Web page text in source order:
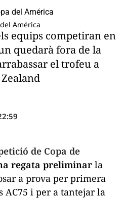
América
equips competiran en
quedarà fora de la
el trofeu a
de Copa de
regata preliminar la
a prova per primera
AC75 i per a tantejar la